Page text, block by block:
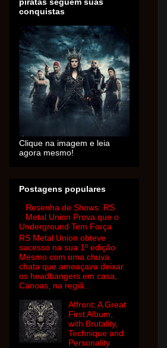
conquistas
Clique na imagem e leia
agora mesmo!
Postagens populares
Resenha de Shows: RS
Metal Union Prova que o
Underground Tem Força
RS Metal Union obteve
sucesso na sua 1º edição
Mesmo com uma chuva
chata que ameaçava deixar
os headbangers em casa,
Canoas, na regiã...
Affront: A Great
First Album,
with Brutality,
Technique and
Personality